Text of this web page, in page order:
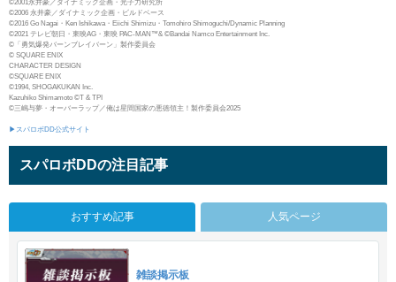
©2001永井豪／ダイナミック企画・光子力研究所
©2006 永井豪／ダイナミック企画・ビルドベース
©2016 Go Nagai・Ken Ishikawa・Eiichi Shimizu・Tomohiro Shimoguchi/Dynamic Planning
©2021 テレビ朝日・東映AG・東映 PAC-MAN™& ©Bandai Namco Entertainment Inc.
©「勇気爆発バーンブレイバーン」製作委員会
© SQUARE ENIX
CHARACTER DESIGN
©SQUARE ENIX
©1994, SHOGAKUKAN Inc.
Kazuhiko Shimamoto ©T & TPI
©三嶋与夢・オーバーラップ／俺は星間国家の悪徳領主！製作委員会2025
▶スパロボDD公式サイト
スパロボDDの注目記事
おすすめ記事 人気ページ
雑談掲示板